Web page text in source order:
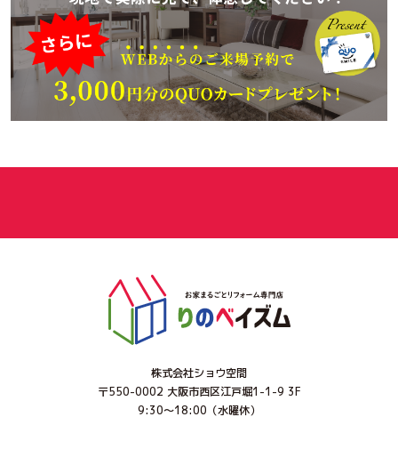
株式会社ショウ空間
〒550-0002 大阪市西区江戸堀1-1-9 3F
9:30～18:00（水曜休）